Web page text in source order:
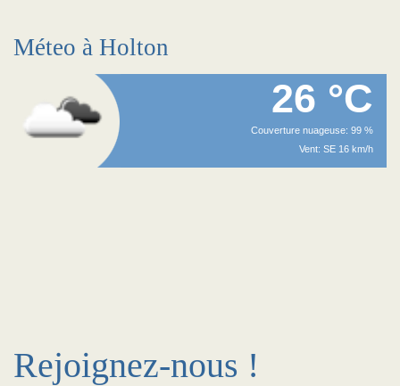
Méteo à Holton
26 °C
Couverture nuageuse: 99 %
Vent: SE 16 km/h
Rejoignez-nous !